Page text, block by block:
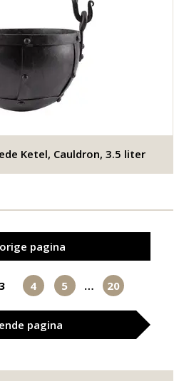
Ketel, Cauldron, 3.5 liter
pagina
3 4 5 … 20
pagina